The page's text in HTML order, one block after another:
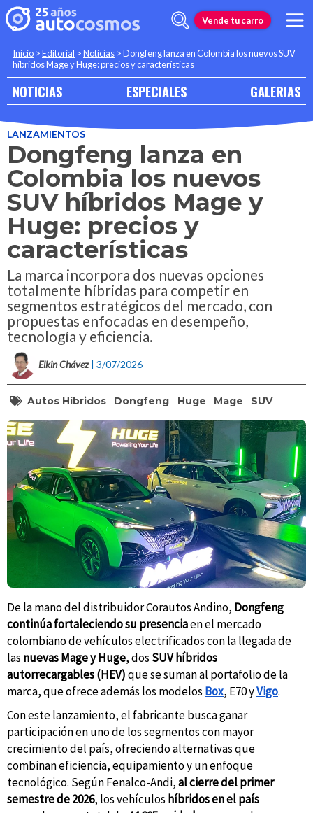
Vende tu carro
Inicio >Editorial >Noticias >Dongfeng lanza en Colombia los nuevos SUV
híbridos Mage y Huge: precios y características
NOTICIAS ESPECIALES GALERIAS
LANZAMIENTOS
Dongfeng lanza en
Colombia los nuevos
SUV híbridos Mage y
Huge: precios y
características
La marca incorpora dos nuevas opciones
totalmente híbridas para competir en
segmentos estratégicos del mercado, con
propuestas enfocadas en desempeño,
tecnología y eficiencia.
Elkin Chávez | 3/07/2026
Autos Híbridos Dongfeng Huge Mage SUV
De la mano del distribuidor Corautos Andino, Dongfeng
continúa fortaleciendo su presenciaen el mercado
colombiano de vehículos electrificados con la llegada de
las nuevas Mage y Huge, dos SUV híbridos
autorrecargables (HEV)que se suman al portafolio de la
marca, que ofrece además los modelos Box, E70 yVigo.
Con este lanzamiento, el fabricante busca ganar
participación en uno de los segmentos con mayor
crecimiento del país, ofreciendo alternativas que
combinan eficiencia, equipamiento y un enfoque
tecnológico. Según Fenalco-Andi,al cierre del primer
semestre de 2026, los vehículos híbridos en el país